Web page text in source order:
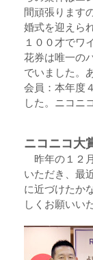
間頑張ります
婚式を迎えら
１００才でワ
花券は唯一の
でいました。
会員：本年度
した。ニコニ
ニコニコ大
昨年の１２
いただき、最
に近づけたか
しくお願いい